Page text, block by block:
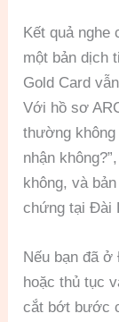
Kết quả nghe
một bản dịch
Gold Card
Với hồ sơ
thường không
nhận
không, và
chứng tại Đài
Nếu bạn đã
hoặc thủ tục
cắt bớt bước